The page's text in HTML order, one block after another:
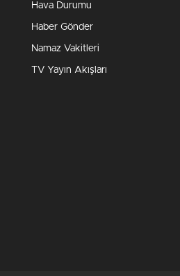
Hava Durumu
Haber Gönder
Namaz Vakitleri
TV Yayın Akışları